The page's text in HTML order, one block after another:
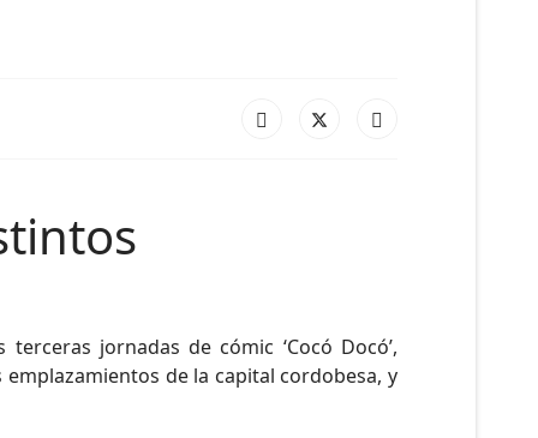
jornadas de cómic ‘Cocó Docó’,
de la capital cordobesa, y